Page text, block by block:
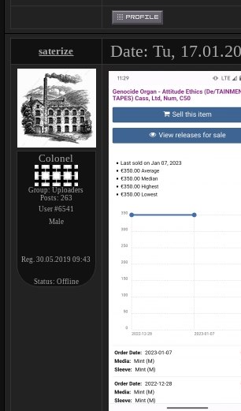
saterize Date: Tu,
Colonel
Group: Uploaders
Posts: 263
User #6541
Male
Reg. 30.05.2019 09:43
Status: Offline